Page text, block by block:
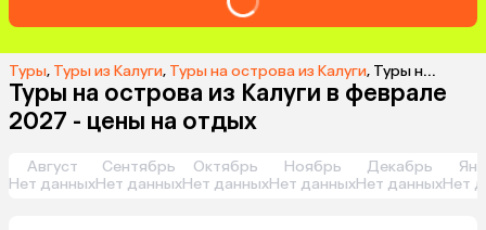
Туры, Туры из Калуги, Туры на острова из Калуги, Туры на острова из Калуги в феврале 2027 - цены на отдых
Туры на острова из Калуги в феврале
2027 - цены на отдых
Август
Нет данных
Сентябрь
Нет данных
Октябрь
Нет данных
Ноябрь
Нет данных
Декабрь
Нет данныхНет